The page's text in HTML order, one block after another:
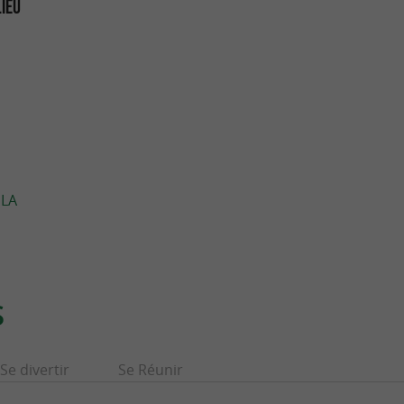
Se divertir Se Réunir